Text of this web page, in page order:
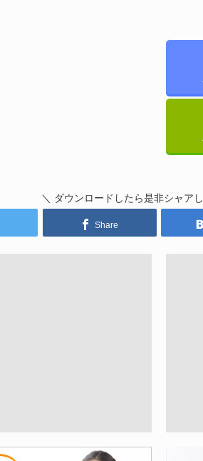
＼ ダウンロードしたら是非シャア
Share